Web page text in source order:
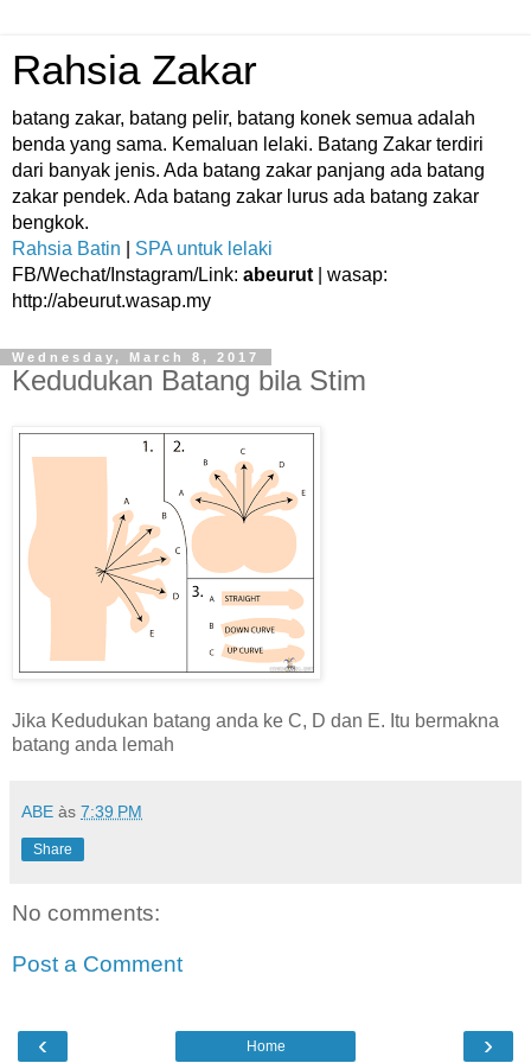
Rahsia Zakar
batang zakar, batang pelir, batang konek semua adalah
benda yang sama. Kemaluan lelaki. Batang Zakar terdiri
dari banyak jenis. Ada batang zakar panjang ada batang
zakar pendek. Ada batang zakar lurus ada batang zakar
bengkok.
Rahsia Batin
SPA untuk lelaki
FB/Wechat/Instagram/Link: abeurut | wasap:
http://abeurut.wasap.my
Wednesday, March 8, 2017
Kedudukan Batang bila Stim
Jika Kedudukan batang anda ke C, D dan E. Itu bermakna
batang anda lemah
ABE às 7:39 PM
Share
No comments:
Post a Comment
‹ ›
Home